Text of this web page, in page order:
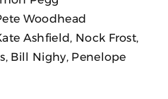
Woodhead
Ashfield, Nock Frost,
Bill Nighy, Penelope